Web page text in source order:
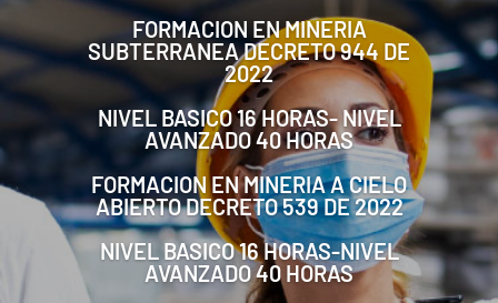
FORMACION EN MINERIA
SUBTERRANEA DECRETO 944 DE
2022
NIVEL BASICO 16 HORAS- NIVEL
AVANZADO 40 HORAS
FORMACION EN MINERIA A CIELO
ABIERTO DECRETO 539 DE 2022
NIVEL BASICO 16 HORAS-NIVEL
AVANZADO 40 HORAS